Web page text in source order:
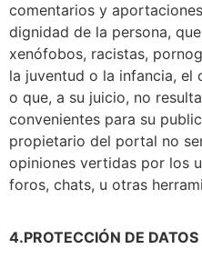
comentarios y
dignidad de la persona,
xenófobos, racistas,
la juventud o la infancia, el
o que, a su juicio, no
convenientes para su
propietario del portal no
opiniones vertidas por los
foros, chats, u otras
4.PROTECCIÓN DE DATOS